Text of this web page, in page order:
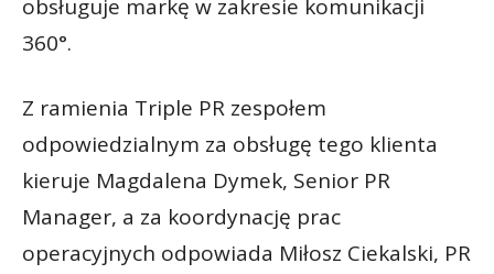
obsługuje markę w zakresie komunikacji
360°.
Z ramienia Triple PR zespołem
odpowiedzialnym za obsługę tego klienta
kieruje Magdalena Dymek, Senior PR
Manager, a za koordynację prac
operacyjnych odpowiada Miłosz Ciekalski, PR